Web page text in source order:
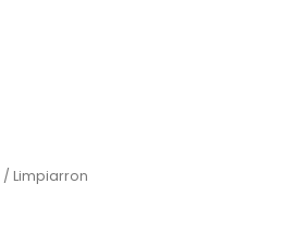
/ Limpiarron